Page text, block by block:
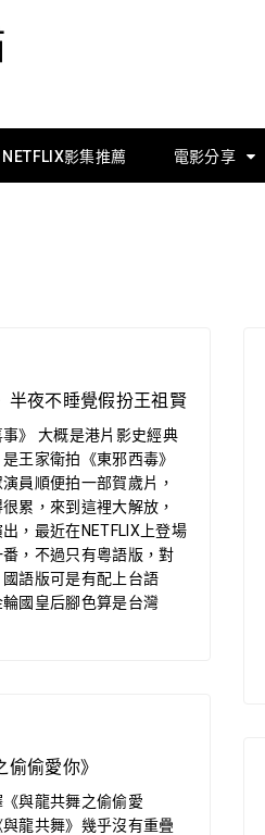
NETFLIX影集推薦 電影分享
半夜不睡覺假扮王祖賢
事》 大概是港片影史經典
王家衛拍《東邪西毒》
員順便拍一部賀歲片，
累，來到這裡大解放，
，最近在NETFLIX上登場
，不過只有粵語版，對
語版可是有配上台語
國皇后腳色算是台灣
偷愛你》
《與龍共舞之偷偷愛
龍共舞》幾乎沒有重疊